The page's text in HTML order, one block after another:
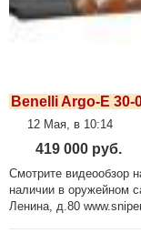
Benelli Argo-E 30-
12 Мая, в 10:14
419 000 руб.
Смотрите видеообзор
наличии в оружейном
Ленина, д.80